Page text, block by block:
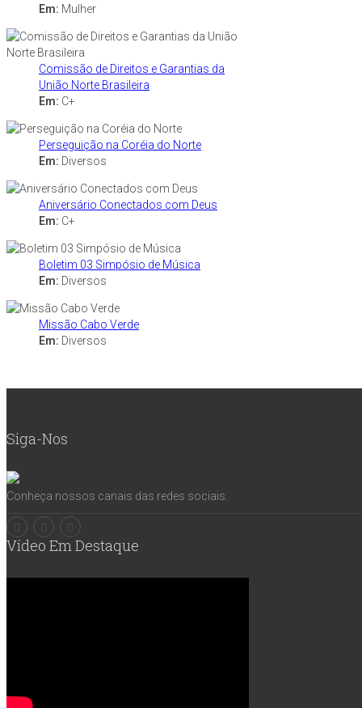
Em: Mulher
Comissão de Direitos e Garantias da
União Norte Brasileira
Em: C+
Perseguição na Coréia do Norte
Em: Diversos
Aniversário Conectados com Deus
Em: C+
Boletim 03 Simpósio de Música
Em: Diversos
Missão Cabo Verde
Em: Diversos
Siga-Nos
Conheça nossos canais das redes sociais:
Vídeo Em Destaque